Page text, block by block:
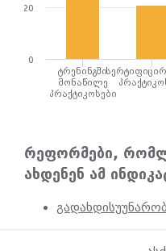
ტრენინგში
მონაწილე
პრაქტიკოსები
0
20
რეფორმები,
ახდენენ ამ